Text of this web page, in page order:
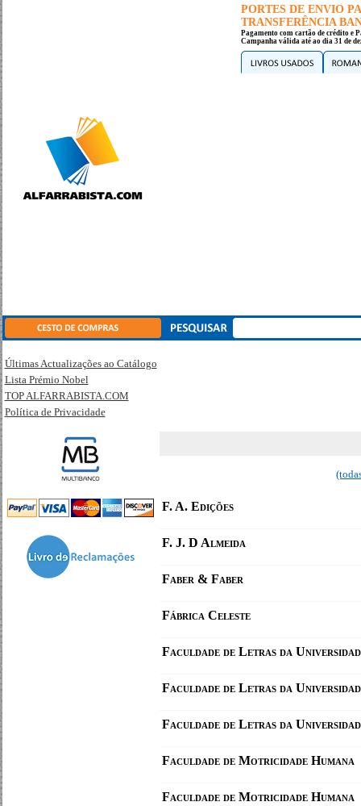
PORTES DE ENVIO
TRANSFERÊNCIA
Pagamento com cartão de crédito e
Campanha válida até ao dia 31 de
Últimas Actualizações ao Catálogo
Lista Prémio Nobel
TOP ALFARRABISTA.COM
Política de Privacidade
F. A. Edições
F. J. D Almeida
Faber & Faber
Fábrica Celeste
Faculdade de Letras da
Faculdade de Letras da
Faculdade de Letras da
Faculdade de Motricidade Humana
Faculdade de Motricidade Humana